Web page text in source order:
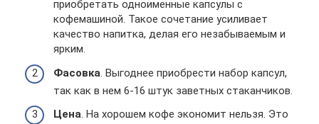
приобретать одноименные капсулы с
кофемашиной. Такое сочетание усиливает
качество напитка, делая его незабываемым и
ярким.
Фасовка. Выгоднее приобрести набор капсул,
так как в нем 6-16 штук заветных стаканчиков.
Цена. На хорошем кофе экономит нельзя. Это